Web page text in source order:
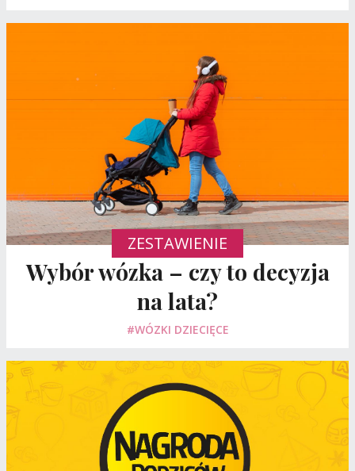
ZESTAWIENIE
Wybór wózka – czy to decyzja
na lata?
#WÓZKI DZIECIĘCE